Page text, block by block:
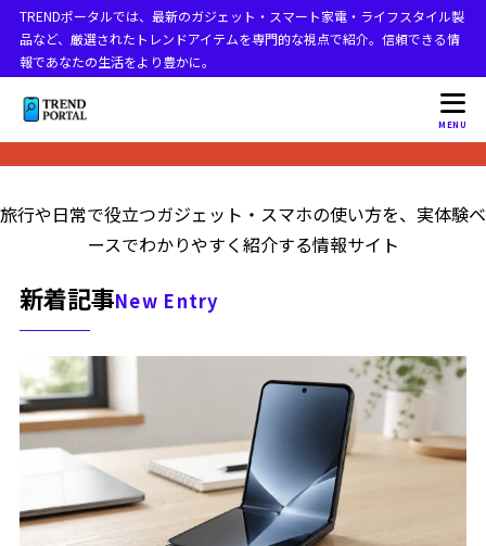
TRENDポータルでは、最新のガジェット・スマート家電・ライフスタイル製
品など、厳選されたトレンドアイテムを専門的な視点で紹介。信頼できる情
報であなたの生活をより豊かに。
MENU
旅行や日常で役立つガジェット・スマホの使い方を、実体験ベ
ースでわかりやすく紹介する情報サイト
新着記事New Entry